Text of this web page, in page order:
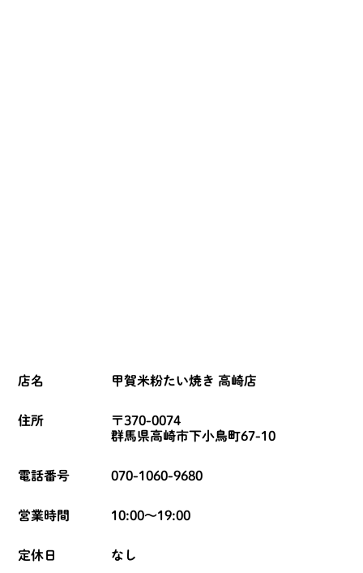
店名 甲賀米粉たい焼き 高崎店
住所
〒370-0074
群馬県高崎市下小鳥町67-10
電話番号 070-1060-9680
営業時間 10:00～19:00
定休日 なし